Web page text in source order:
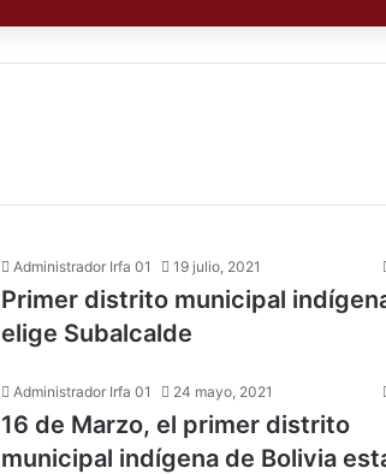
Administrador Irfa 01 19 julio, 2021
Primer distrito municipal
elige Subalcalde
Administrador Irfa 01 24 mayo, 2021
16 de Marzo, el primer distrito
municipal indígena de Bolivia